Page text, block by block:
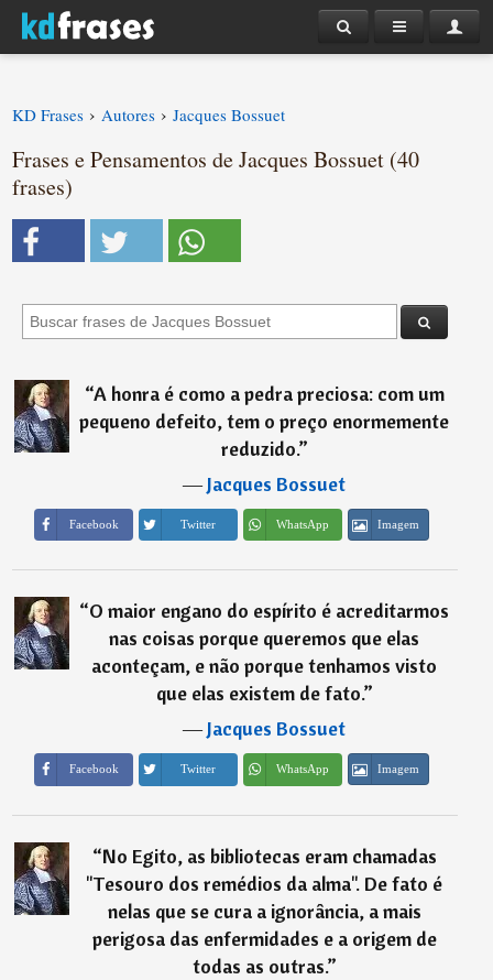
KD Frases › Autores › Jacques Bossuet
Frases e Pensamentos de Jacques Bossuet (40
frases)
“A honra é como a pedra preciosa: com um
pequeno defeito, tem o preço enormemente
reduzido.”
―Jacques Bossuet
Facebook Twitter WhatsApp Imagem
“O maior engano do espírito é acreditarmos
nas coisas porque queremos que elas
aconteçam, e não porque tenhamos visto
que elas existem de fato.”
―Jacques Bossuet
Facebook Twitter WhatsApp Imagem
“No Egito, as bibliotecas eram chamadas
''Tesouro dos remédios da alma''. De fato é
nelas que se cura a ignorância, a mais
perigosa das enfermidades e a origem de
todas as outras.”